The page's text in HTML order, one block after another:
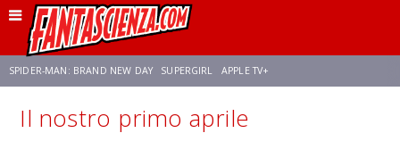
SPIDER-MAN: BRAND NEW DAY SUPERGIRL APPLE TV+
FRANCO RICCIARDIELLO ZENDAYA STAR TREK AVENGERS: DOOMSDAY
Il nostro primo aprile